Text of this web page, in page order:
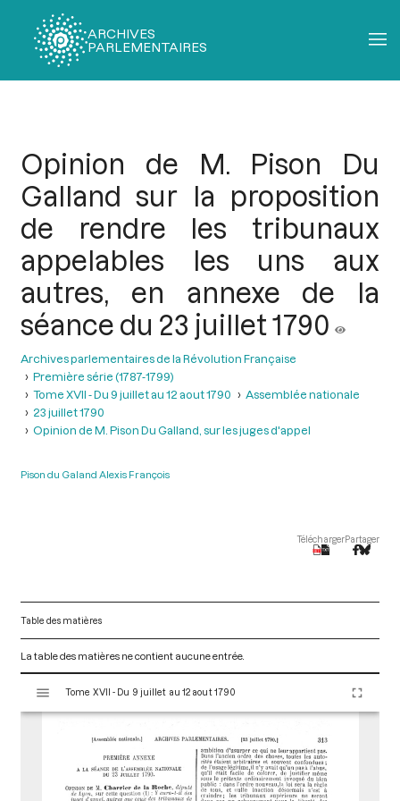
ARCHIVES
PARLEMENTAIRES
Opinion de M. Pison Du
Galland sur la proposition
de rendre les tribunaux
appelables les uns aux
autres, en annexe de la
séance du 23 juillet 1790
Archives parlementaires de la Révolution Française
Première série (1787-1799)
Tome XVII - Du 9 juillet au 12 aout 1790
Assemblée nationale
23 juillet 1790
Opinion de M. Pison Du Galland, sur les juges d'appel
Pison du Galand Alexis François
TéléchargerPartager
Table des matières
La table des matières ne contient aucune entrée.
s
Tome XVII - Du 9 juillet au 12 aout 1790